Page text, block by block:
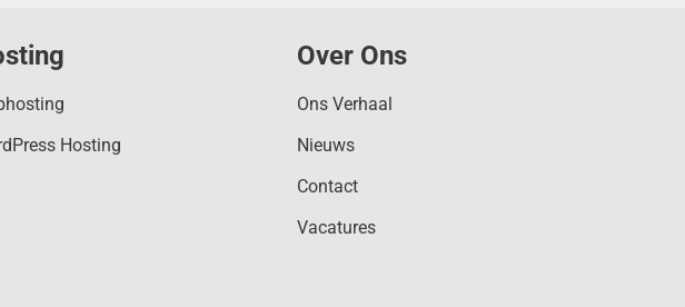
Hosting
Over Ons
Ons Verhaal
Nieuws
Contact
Vacatures